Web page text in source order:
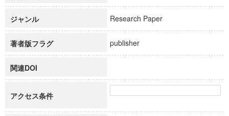
ジャンル Research Paper
著者版フラグ publisher
関連DOI
アクセス条件